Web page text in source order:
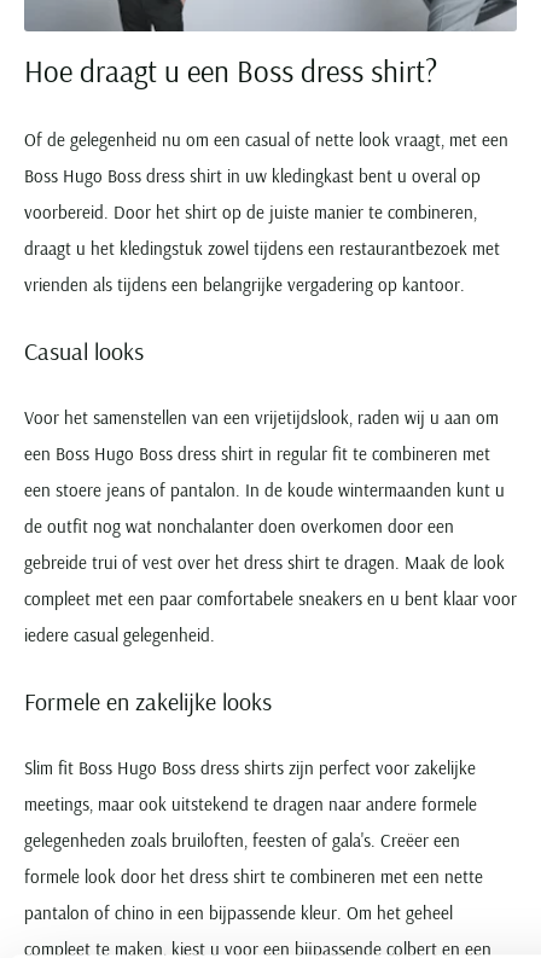
Hoe draagt u een Boss dress shirt?
Of de gelegenheid nu om een casual of nette look vraagt, met een
Boss Hugo Boss dress shirt in uw kledingkast bent u overal op
voorbereid. Door het shirt op de juiste manier te combineren,
draagt u het kledingstuk zowel tijdens een restaurantbezoek met
vrienden als tijdens een belangrijke vergadering op kantoor.
Casual looks
Voor het samenstellen van een vrijetijdslook, raden wij u aan om
een Boss Hugo Boss dress shirt in regular fit te combineren met
een stoere jeans of pantalon. In de koude wintermaanden kunt u
de outfit nog wat nonchalanter doen overkomen door een
gebreide trui of vest over het dress shirt te dragen. Maak de look
compleet met een paar comfortabele sneakers en u bent klaar voor
iedere casual gelegenheid.
Formele en zakelijke looks
Slim fit Boss Hugo Boss dress shirts zijn perfect voor zakelijke
meetings, maar ook uitstekend te dragen naar andere formele
gelegenheden zoals bruiloften, feesten of gala's. Creëer een
formele look door het dress shirt te combineren met een nette
pantalon of chino in een bijpassende kleur. Om het geheel
compleet te maken, kiest u voor een bijpassende colbert en een